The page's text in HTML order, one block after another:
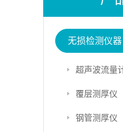
无损检测仪器
超声波流量
覆层测厚仪
钢管测厚仪